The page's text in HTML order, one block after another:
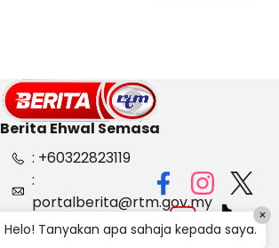
Berita Ehwal Semasa
: +60322823119
:
portalberita@rtm.gov.my
: Aduan &
Helo! Tanyakan apa sahaja kepada saya.
×